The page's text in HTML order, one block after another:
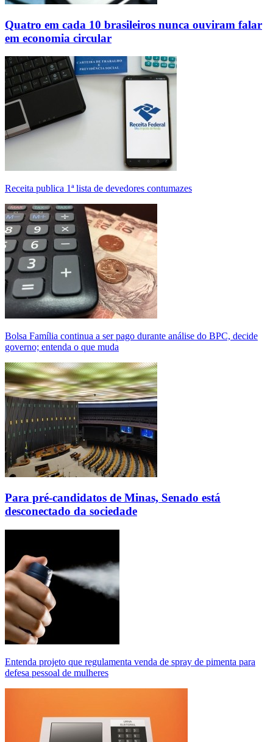
Quatro em cada 10 brasileiros nunca ouviram falar
em economia circular
Receita publica 1ª lista de devedores contumazes
Bolsa Família continua a ser pago durante análise do BPC, decide
governo; entenda o que muda
Para pré-candidatos de Minas, Senado está
desconectado da sociedade
Entenda projeto que regulamenta venda de spray de pimenta para
defesa pessoal de mulheres